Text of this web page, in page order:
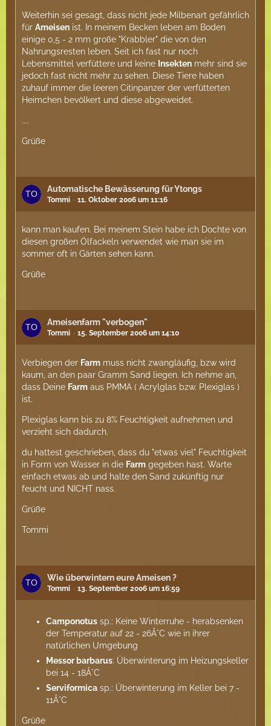
Weiterhin sei gesagt, dass nicht jede Milbenart gefährlich
für Ameisen ist. In meinem Becken leben am Boden
einige 0,5 - 2 mm große "Krabbler" die von den
Nahrungsresten leben. Seit ich fast nur noch
Lebensmittel verfüttere und keine Insekten mehr sind sie
jedoch fast nicht mehr zu sehen. Diese Tiere haben
zuhauf immer die leeren Citinpanzer der verfütterten
Heimchen bevölkert und diese abgeweidet.
....
Grüße
Automatische Bewässerung für Ytongs
Tommi 11. Oktober 2006 um 11:16
kann man kaufen. Bei meinem Stein habe ich Dochte von
diesen großen Ölfackeln verwendet wie man sie im
sommer oft in Gärten sehen kann.
Grüße
Ameisenfarm "verbogen"
Tommi 15. September 2006 um 14:10
Verbiegen der Farm muss nicht zwangläufig, bzw wird
kaum, an den paar Gramm Sand liegen. Ich nehme an,
dass Deine Farm aus PMMA ( Acrylglas bzw. Plexiglas )
ist.
Plexiglas kann bis zu 8% Feuchtigkeit aufnehmen und
verzieht sich dadurch.
du hattest geschrieben, dass du "etwas viel" Feuchtigkeit
in Form von Wasser in die Farm gegeben hast. Warte
einfach etwas ab und halte den Sand zukünftig nur
feucht und NICHT nass.
Grüße
Tommi
Wie überwintern eure Ameisen ?
Tommi 13. September 2006 um 16:59
Camponotus sp.: Keine Winterruhe - herabsenken
der Temperatur auf 22 - 26Â°C wie in ihrer
natürlichen Umgebung
Messor barbarus: Überwinterung im Heizungskeller
bei 14 - 18Â°C
Serviformica sp.: Überwinterung im Keller bei 7 -
11Â°C
Grüße